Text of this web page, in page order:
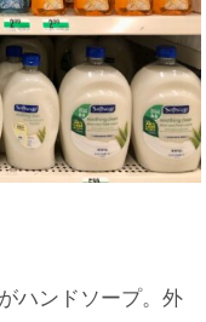
ハンドソープ。外